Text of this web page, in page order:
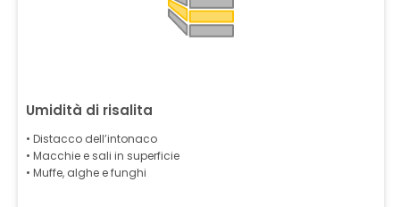
Umidità di risalita
• Distacco dell’intonaco
• Macchie e sali in superficie
• Muffe, alghe e funghi